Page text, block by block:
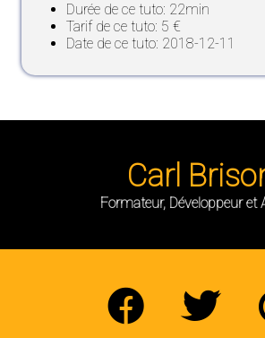
Durée de ce tuto: 22min
Tarif de ce tuto: 5 €
Date de ce tuto: 2018-12-11
Carl
Formateur, Développeur et